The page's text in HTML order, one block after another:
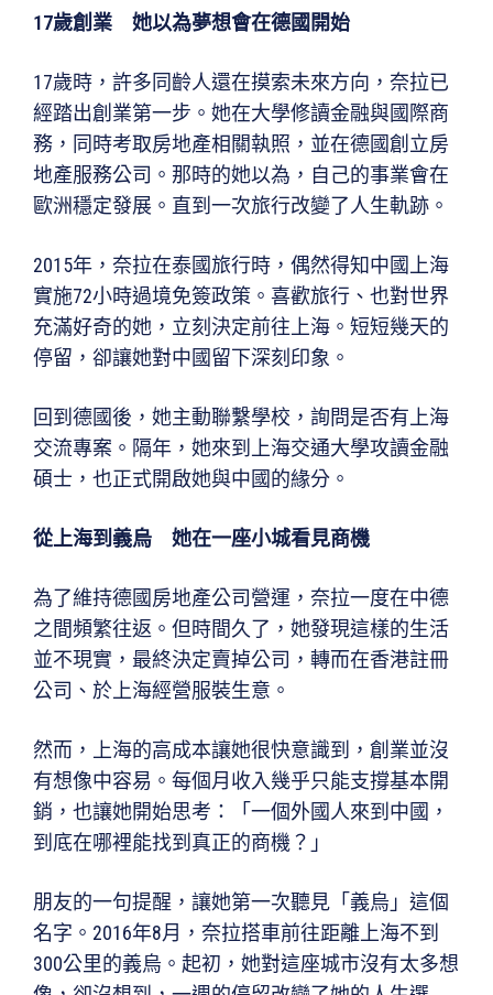
17歲創業 她以為夢想會在德國開始
17歲時，許多同齡人還在摸索未來方向，奈拉已
經踏出創業第一步。她在大學修讀金融與國際商
務，同時考取房地產相關執照，並在德國創立房
地產服務公司。那時的她以為，自己的事業會在
歐洲穩定發展。直到一次旅行改變了人生軌跡。
2015年，奈拉在泰國旅行時，偶然得知中國上海
實施72小時過境免簽政策。喜歡旅行、也對世界
充滿好奇的她，立刻決定前往上海。短短幾天的
停留，卻讓她對中國留下深刻印象。
回到德國後，她主動聯繫學校，詢問是否有上海
交流專案。隔年，她來到上海交通大學攻讀金融
碩士，也正式開啟她與中國的緣分。
從上海到義烏 她在一座小城看見商機
為了維持德國房地產公司營運，奈拉一度在中德
之間頻繁往返。但時間久了，她發現這樣的生活
並不現實，最終決定賣掉公司，轉而在香港註冊
公司、於上海經營服裝生意。
然而，上海的高成本讓她很快意識到，創業並沒
有想像中容易。每個月收入幾乎只能支撐基本開
銷，也讓她開始思考：「一個外國人來到中國，
到底在哪裡能找到真正的商機？」
朋友的一句提醒，讓她第一次聽見「義烏」這個
名字。2016年8月，奈拉搭車前往距離上海不到
300公里的義烏。起初，她對這座城市沒有太多想